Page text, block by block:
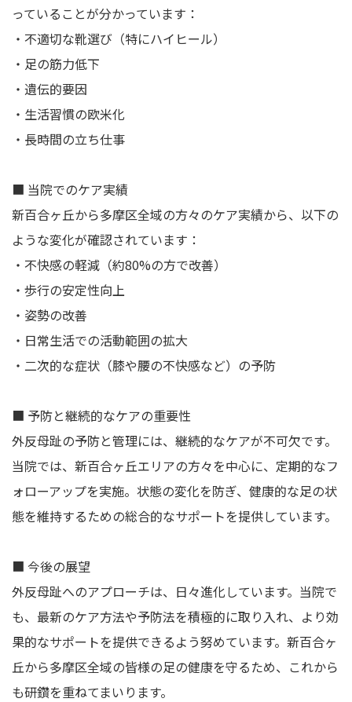
っていることが分かっています：
・不適切な靴選び（特にハイヒール）
・足の筋力低下
・遺伝的要因
・生活習慣の欧米化
・長時間の立ち仕事
■ 当院でのケア実績
新百合ヶ丘から多摩区全域の方々のケア実績から、以下の
ような変化が確認されています：
・不快感の軽減（約80%の方で改善）
・歩行の安定性向上
・姿勢の改善
・日常生活での活動範囲の拡大
・二次的な症状（膝や腰の不快感など）の予防
■ 予防と継続的なケアの重要性
外反母趾の予防と管理には、継続的なケアが不可欠です。
当院では、新百合ヶ丘エリアの方々を中心に、定期的なフ
ォローアップを実施。状態の変化を防ぎ、健康的な足の状
態を維持するための総合的なサポートを提供しています。
■ 今後の展望
外反母趾へのアプローチは、日々進化しています。当院で
も、最新のケア方法や予防法を積極的に取り入れ、より効
果的なサポートを提供できるよう努めています。新百合ヶ
丘から多摩区全域の皆様の足の健康を守るため、これから
も研鑽を重ねてまいります。